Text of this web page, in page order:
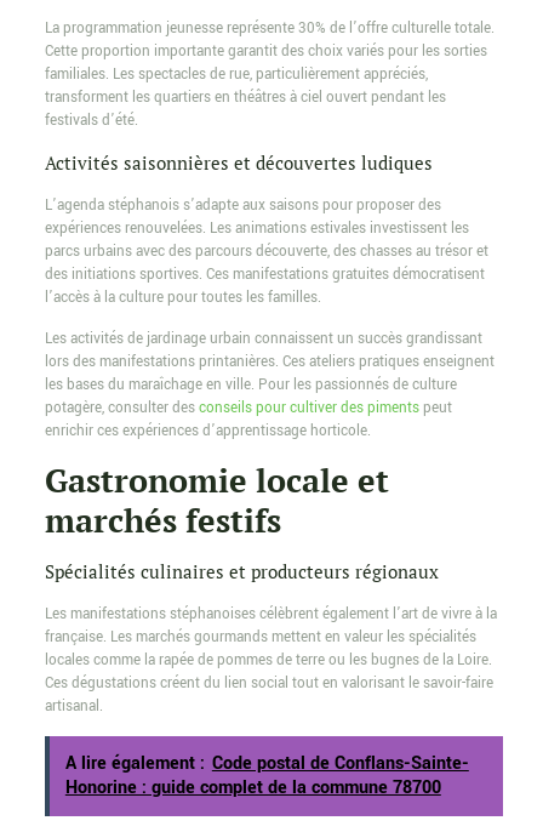
La programmation jeunesse représente 30% de l’offre culturelle totale.
Cette proportion importante garantit des choix variés pour les sorties
familiales. Les spectacles de rue, particulièrement appréciés,
transforment les quartiers en théâtres à ciel ouvert pendant les
festivals d’été.
Activités saisonnières et découvertes ludiques
L’agenda stéphanois s’adapte aux saisons pour proposer des
expériences renouvelées. Les animations estivales investissent les
parcs urbains avec des parcours découverte, des chasses au trésor et
des initiations sportives. Ces manifestations gratuites démocratisent
l’accès à la culture pour toutes les familles.
Les activités de jardinage urbain connaissent un succès grandissant
lors des manifestations printanières. Ces ateliers pratiques enseignent
les bases du maraîchage en ville. Pour les passionnés de culture
potagère, consulter desconseils pour cultiver des pimentspeut
enrichir ces expériences d’apprentissage horticole.
Gastronomie locale et
marchés festifs
Spécialités culinaires et producteurs régionaux
Les manifestations stéphanoises célèbrent également l’art de vivre à la
française. Les marchés gourmands mettent en valeur les spécialités
locales comme la rapée de pommes de terre ou les bugnes de la Loire.
Ces dégustations créent du lien social tout en valorisant le savoir-faire
artisanal.
A lire également : Code postal de Conflans-Sainte-
Honorine : guide complet de la commune 78700